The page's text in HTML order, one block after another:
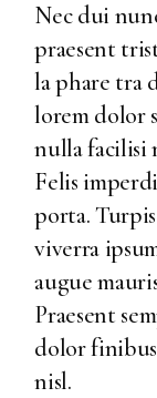
Nec dui
praesent
la phare tra
lorem dolor
nulla facilisi
Felis
porta.
viverra
augue
Praesent
dolor
nisl.